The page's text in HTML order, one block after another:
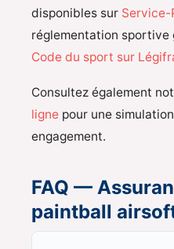
disponibles sur
réglementation sportive
Code du sport sur
Consultez également
ligne pour une
engagement.
FAQ —
paintball